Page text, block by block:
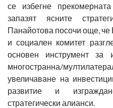
се избегне
запазят ясните
Панайотова посочи още, че
и социален комитет
основен инструмент за
многостранна/
увеличаване на
развитие и
стратегически алианси.